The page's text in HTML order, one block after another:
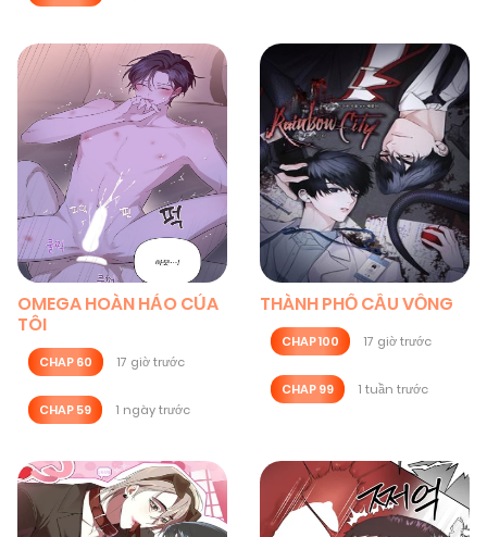
OMEGA HOÀN HẢO CỦA
TÔI
CHAP 60 17 giờ trước
CHAP 59 1 ngày trước
THÀNH PHỐ CẦU VỒNG
CHAP 100 17 giờ trước
CHAP 99 1 tuần trước